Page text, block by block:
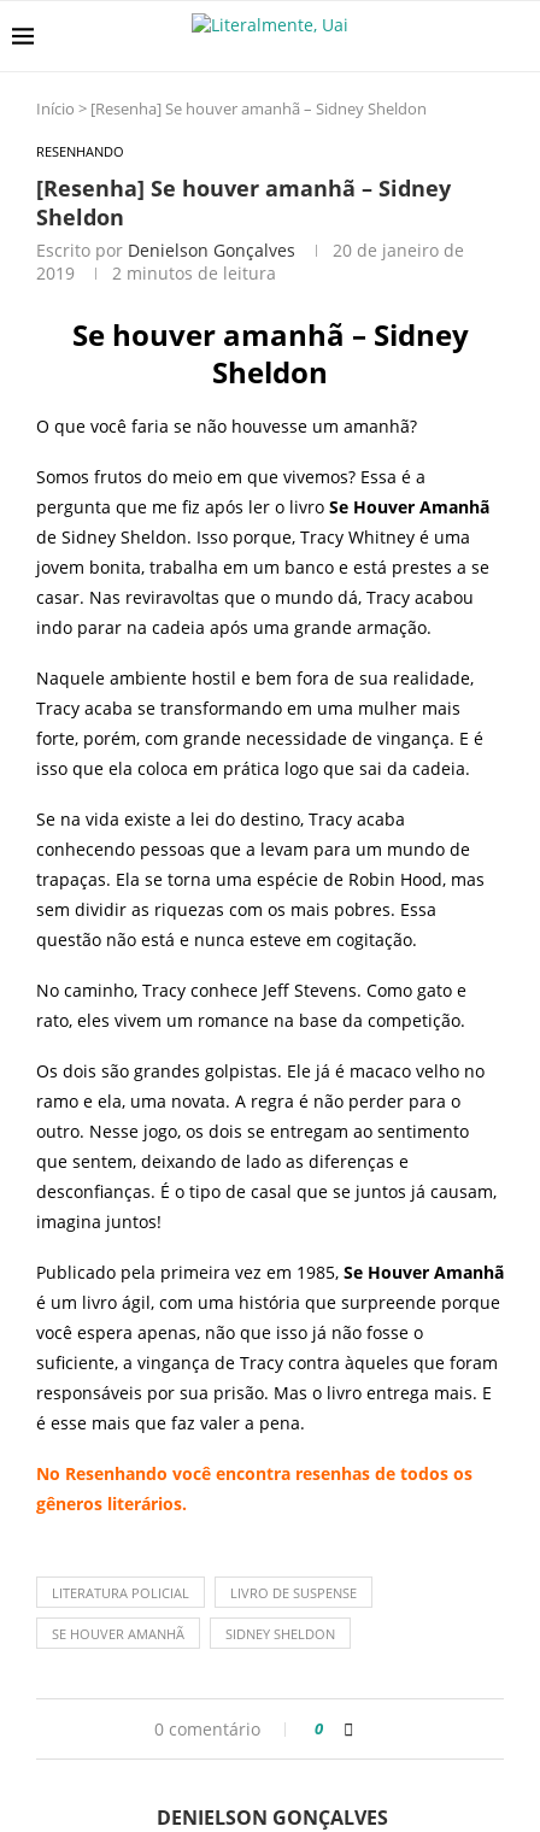
Início > [Resenha] Se houver amanhã – Sidney Sheldon
RESENHANDO
[Resenha] Se houver amanhã – Sidney
Sheldon
Escrito por Denielson Gonçalves
20 de janeiro de
2019
2 minutos de leitura
Se houver amanhã – Sidney
Sheldon
O que você faria se não houvesse um amanhã?
Somos frutos do meio em que vivemos? Essa é a
pergunta que me fiz após ler o livro Se Houver Amanhã
de Sidney Sheldon. Isso porque, Tracy Whitney é uma
jovem bonita, trabalha em um banco e está prestes a se
casar. Nas reviravoltas que o mundo dá, Tracy acabou
indo parar na cadeia após uma grande armação.
Naquele ambiente hostil e bem fora de sua realidade,
Tracy acaba se transformando em uma mulher mais
forte, porém, com grande necessidade de vingança. E é
isso que ela coloca em prática logo que sai da cadeia.
Se na vida existe a lei do destino, Tracy acaba
conhecendo pessoas que a levam para um mundo de
trapaças. Ela se torna uma espécie de Robin Hood, mas
sem dividir as riquezas com os mais pobres. Essa
questão não está e nunca esteve em cogitação.
No caminho, Tracy conhece Jeff Stevens. Como gato e
rato, eles vivem um romance na base da competição.
Os dois são grandes golpistas. Ele já é macaco velho no
ramo e ela, uma novata. A regra é não perder para o
outro. Nesse jogo, os dois se entregam ao sentimento
que sentem, deixando de lado as diferenças e
desconfianças. É o tipo de casal que se juntos já causam,
imagina juntos!
Publicado pela primeira vez em 1985, Se Houver Amanhã
é um livro ágil, com uma história que surpreende porque
você espera apenas, não que isso já não fosse o
suficiente, a vingança de Tracy contra àqueles que foram
responsáveis por sua prisão. Mas o livro entrega mais. E
é esse mais que faz valer a pena.
No Resenhando você encontra resenhas de todos os
gêneros literários.
LITERATURA POLICIAL LIVRO DE SUSPENSE
SE HOUVER AMANHÃ SIDNEY SHELDON
0 comentário 0
DENIELSON GONÇALVES